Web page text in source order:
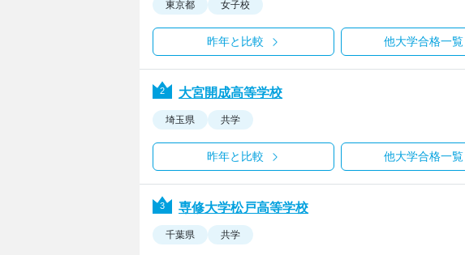
東京都 女子校
昨年と比較 他大学合格一覧
大宮開成高等学校
埼玉県 共学
昨年と比較 他大学合格一覧
専修大学松戸高等学校
千葉県 共学